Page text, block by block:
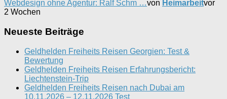
Webdesign ohne Agentur: Ralf Schm …von Heimarbeitvor
2 Wochen
Neueste Beiträge
Geldhelden Freiheits Reisen Georgien: Test &
Bewertung
Geldhelden Freiheits Reisen Erfahrungsbericht:
Liechtenstein-Trip
Geldhelden Freiheits Reisen nach Dubai am
10.11.2026 – 12.11.2026 Test